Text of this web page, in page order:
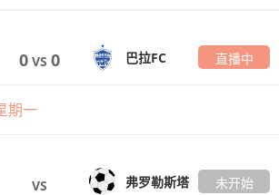
0 VS 0 巴拉FC 直播中
期一
VS 弗罗勒斯塔 未开始